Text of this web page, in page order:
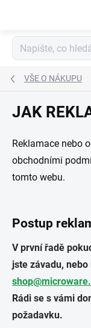
VŠE O NÁKUPU
JAK
Reklamace nebo
obchodními
tomto webu.
Postup
V první řadě
jste závadu,
Rádi se s vámi
požadavku.